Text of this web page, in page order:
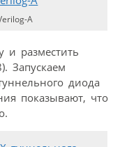
A
и разместить
Запускаем
диода
показывают, что